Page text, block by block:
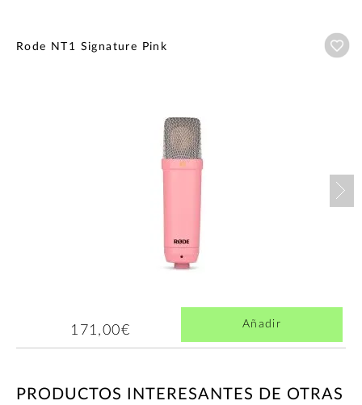
Rode NT1 Signature Pink
171,00€ Añadir
PRODUCTOS INTERESANTES DE OTRAS